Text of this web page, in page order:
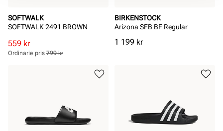
SOFTWALK
SOFTWALK 2491 BROWN
Rabatterat
pris
559 kr
Ordinarie
pris
Ordinarie pris 799 kr
BIRKENSTOCK
Arizona SFB BF Regular
Pris
1 199 kr